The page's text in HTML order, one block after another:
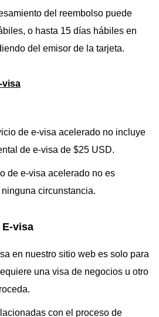
del reembolso puede
o hasta 15 días hábiles en
del emisor de la tarjeta.
visa
de e-visa acelerado no incluye
de e-visa de $25 USD.
de e-visa acelerado no es
circunstancia.
visa
en nuestro sitio web es solo para
una visa de negocios u otro
con el proceso de